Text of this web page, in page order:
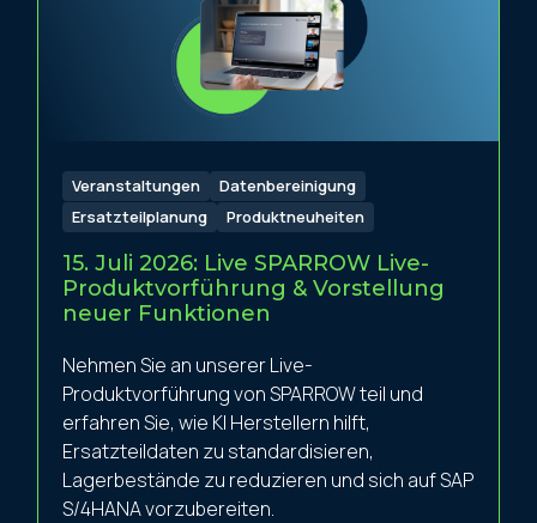
Veranstaltungen
Datenbereinigung
Ersatzteilplanung
Produktneuheiten
15. Juli 2026: Live SPARROW Live-
Produktvorführung & Vorstellung
neuer Funktionen
Nehmen Sie an unserer Live-
Produktvorführung von SPARROW teil und
erfahren Sie, wie KI Herstellern hilft,
Ersatzteildaten zu standardisieren,
Lagerbestände zu reduzieren und sich auf SAP
S/4HANA vorzubereiten.